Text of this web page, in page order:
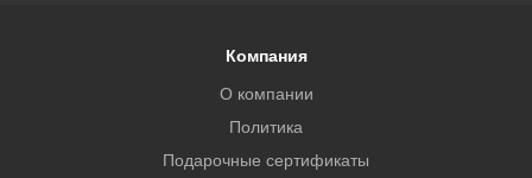
Компания
О компании
Политика
Подарочные сертификаты